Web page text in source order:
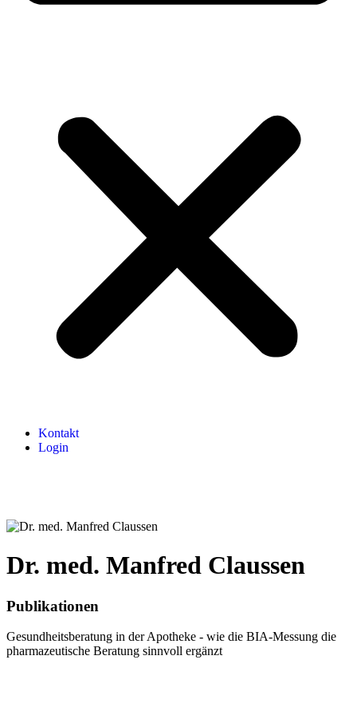
Kontakt
Login
Dr. med. Manfred Claussen
Publikationen
Gesundheitsberatung in der Apotheke - wie die BIA-Messung die
pharmazeutische Beratung sinnvoll ergänzt